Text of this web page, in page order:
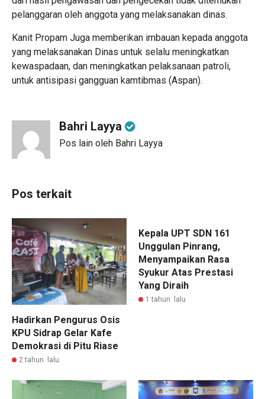
pelanggaran oleh anggota yang melaksanakan dinas.
Kanit Propam Juga memberikan imbauan kepada anggota
yang melaksanakan Dinas untuk selalu meningkatkan
kewaspadaan, dan meningkatkan pelaksanaan patroli,
untuk antisipasi gangguan kamtibmas (Aspan).
Bahri Layya
Pos lain oleh Bahri Layya
Pos terkait
Hadirkan Pengurus Osis
KPU Sidrap Gelar Kafe
Demokrasi di Pitu Riase
2 tahun lalu
Kepala UPT SDN 161
Unggulan Pinrang,
Menyampaikan Rasa
Syukur Atas Prestasi
Yang Diraih
1 tahun lalu